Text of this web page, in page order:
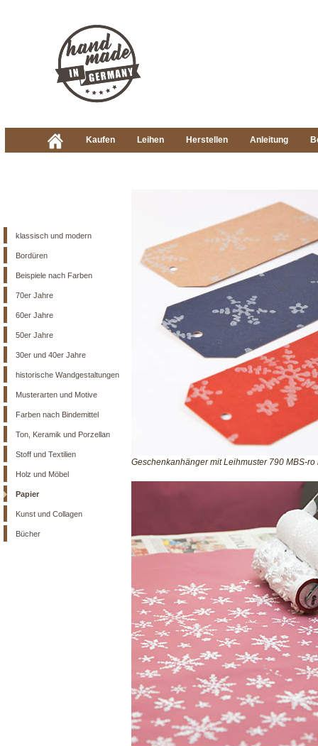
Kaufen Leihen Herstellen Anleitung
klassisch und modern
Bordüren
Beispiele nach Farben
70er Jahre
60er Jahre
50er Jahre
30er und 40er Jahre
historische Wandgestaltungen
Musterarten und Motive
Farben nach Bindemittel
Ton, Keramik und Porzellan
Stoff und Textilien
Holz und Möbel
Papier
Kunst und Collagen
Bücher
Geschenkanhänger mit Leihmuster 790 MBS-ro